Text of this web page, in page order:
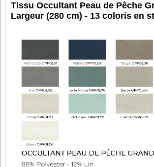
Tissu Occultant Peau de Pêche
Largeur (280 cm) - 13 coloris en